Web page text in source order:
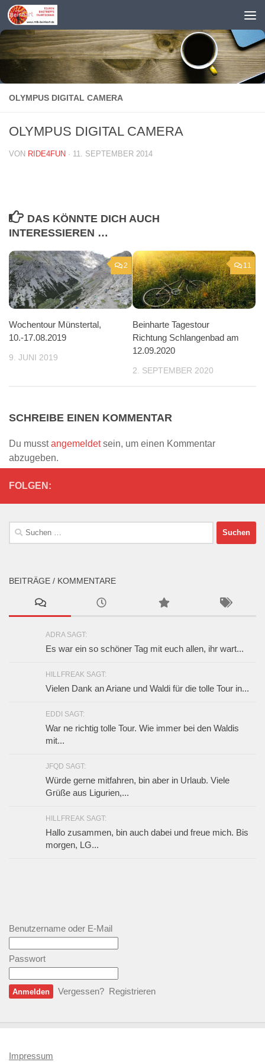
Zum Inhalt springen
OLYMPUS DIGITAL CAMERA
OLYMPUS DIGITAL CAMERA
VON RIDE4FUN · 11. SEPTEMBER 2014
DAS KÖNNTE DICH AUCH
INTERESSIEREN …
2
Wochentour Münstertal,
10.-17.08.2019
9. JUNI 2019
11
Beinharte Tagestour
Richtung Schlangenbad am
12.09.2020
2. SEPTEMBER 2020
SCHREIBE EINEN KOMMENTAR
Du musstangemeldetsein, um einen Kommentar
abzugeben.
FOLGEN:
Suchen
nach:
BEITRÄGE / KOMMENTARE
ADRA SAGT:
Es war ein so schöner Tag mit euch allen, ihr wart...
HILLFREAK SAGT:
Vielen Dank an Ariane und Waldi für die tolle Tour in...
EDDI SAGT:
War ne richtig tolle Tour. Wie immer bei den Waldis
mit...
JFQD SAGT:
Würde gerne mitfahren, bin aber in Urlaub. Viele
Grüße aus Ligurien,...
HILLFREAK SAGT:
Hallo zusammen, bin auch dabei und freue mich. Bis
morgen, LG...
Benutzername oder E-Mail
Passwort
Vergessen? Registrieren
Impressum